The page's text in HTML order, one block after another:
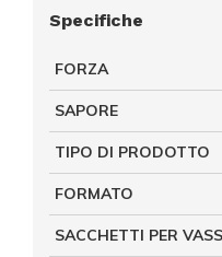
Specifiche
FORZA
SAPORE
TIPO DI PRODOTTO
FORMATO
SACCHETTI PER